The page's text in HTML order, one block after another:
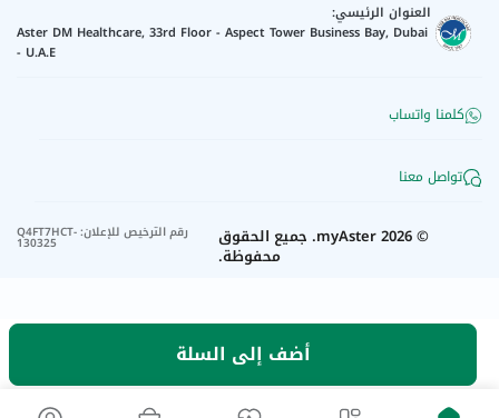
أضف إلى السلة
العنوان الرئيسي:
Aster DM Healthcare, 33rd Floor - Aspect Tower Business Bay, Dubai
- U.A.E
كلمنا واتساب
تواصل معنا
©
2026
myAster. جميع الحقوق
محفوظة.
رقم الترخيص للإعلان:
Q4FT7HCT-
130325